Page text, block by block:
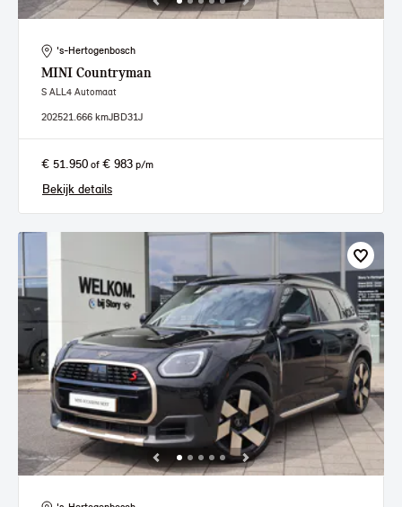
's-Hertogenbosch
MINI Countryman
S ALL4 Automaat
202521.666 kmJBD31J
€ 51.950 of € 983 p/m
Bekijk details